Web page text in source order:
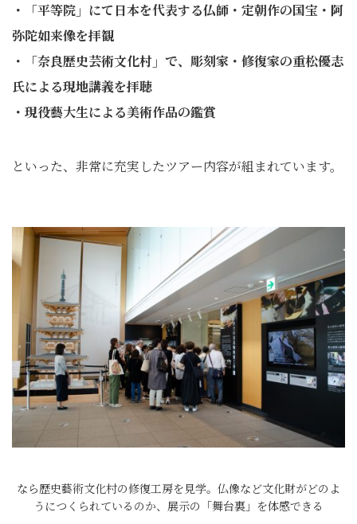
・「平等院」にて日本を代表する仏師・定朝作の国宝・阿
弥陀如来像を拝観
・「奈良歴史芸術文化村」で、彫刻家・修復家の重松優志
氏による現地講義を拝聴
・現役藝大生による美術作品の鑑賞
といった、非常に充実したツアー内容が組まれています。
なら歴史藝術文化村の修復工房を見学。仏像など文化財がどのよ
うにつくられているのか、展示の「舞台裏」を体感できる